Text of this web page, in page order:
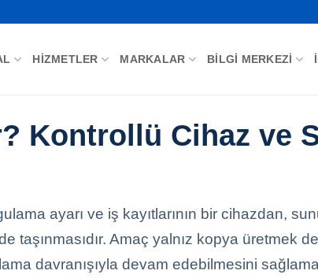
HIZMETLER MARKALAR BILGI MERKEZI
Kontrollü Cihaz ve
ayarı ve iş kayıtlarının bir cihazdan,
Amaç yalnız kopya üretmek
davranışıyla devam edebilmesini